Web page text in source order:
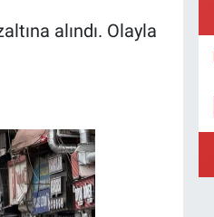
alındı. Olayla